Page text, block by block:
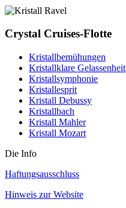
Crystal Cruises-Flotte
Kristallbemühungen
Kristallklare Gelassenheit
Kristallsymphonie
Kristallesprit
Kristall Debussy
Kristallbach
Kristall Mahler
Kristall Mozart
Die Info
Haftungsausschluss
Hinweis zur Website